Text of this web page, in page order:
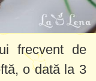
frecvent de
o dată la 3